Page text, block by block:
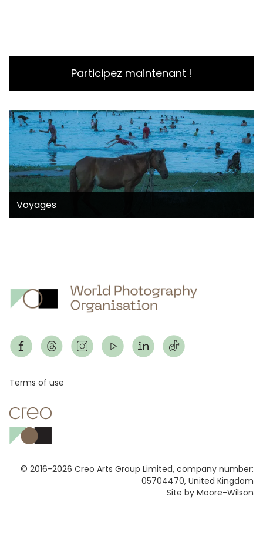
Participez maintenant !
Voyages
© 2016-2026 Creo Arts Group Limited, company number:
05704470, United Kingdom
Site by Moore-Wilson
Footer
Terms of use